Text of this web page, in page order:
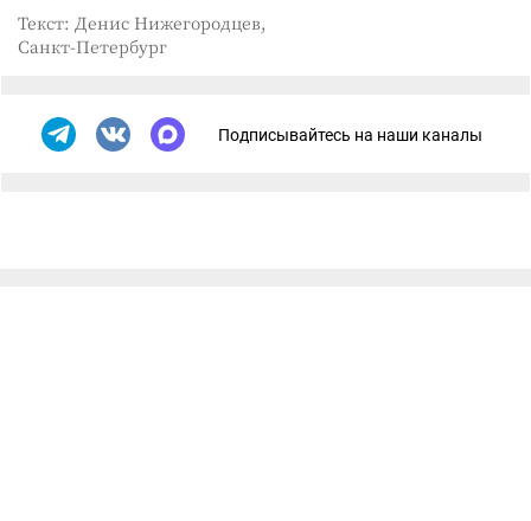
Текст: Денис Нижегородцев,
Санкт-Петербург
Подписывайтесь на наши каналы